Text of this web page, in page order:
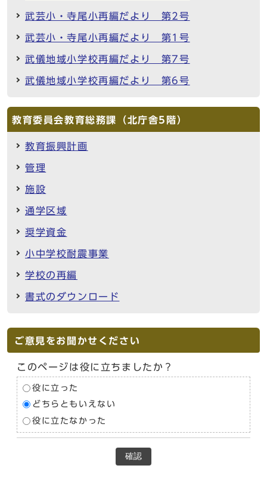
武芸小・寺尾小再編だより 第2号
武芸小・寺尾小再編だより 第1号
武儀地域小学校再編だより 第7号
武儀地域小学校再編だより 第6号
教育委員会教育総務課（北庁舎5階）
教育振興計画
管理
施設
通学区域
奨学資金
小中学校耐震事業
学校の再編
書式のダウンロード
ご意見をお聞かせください
このページは役に立ちましたか？
役に立った
どちらともいえない
役に立たなかった
確認